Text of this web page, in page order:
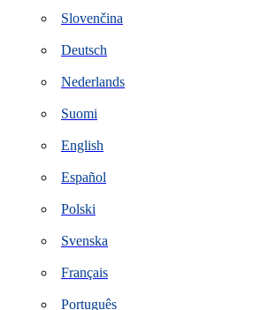
Slovenčina
Deutsch
Nederlands
Suomi
English
Español
Polski
Svenska
Français
Português